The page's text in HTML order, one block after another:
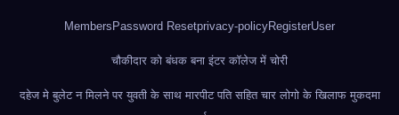
Members Password Resetprivacy-policyRegisterUser
चौकीदार को बंधक बना इंटर कॉलेज में चोरी
दहेज मे बुलेट न मिलने पर युवती के साथ मारपीट पति सहित चार लोगो के खिलाफ मुकदमा